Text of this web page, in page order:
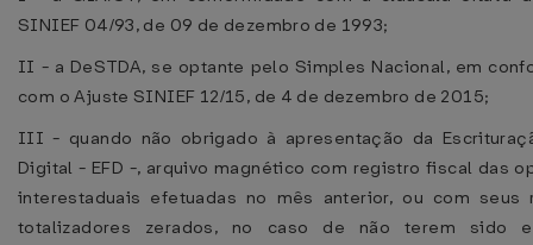
SINIEF 04/93, de 09 de dezembro de 1993;
II - a DeSTDA, se optante pelo Simples Nacional, em
com o Ajuste SINIEF 12/15, de 4 de dezembro de 2015;
III - quando não obrigado à apresentação da
Digital - EFD -, arquivo magnético com registro fiscal das
interestaduais efetuadas no mês anterior, ou com seus
totalizadores zerados, no caso de não terem sido